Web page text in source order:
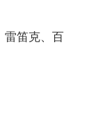
雷笛克、百